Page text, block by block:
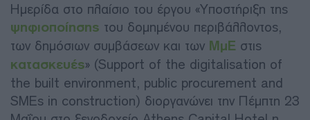
Ημερίδα στο πλαίσιο του έργου «Υποστήριξη της
ψηφιοποίησης του δομημένου περιβάλλοντος,
των δημόσιων συμβάσεων και των ΜμΕ στις
κατασκευές» (Support of the digitalisation of
the built environment, public procurement and
SMEs in construction) διοργανώνει την Πέμπτη 23